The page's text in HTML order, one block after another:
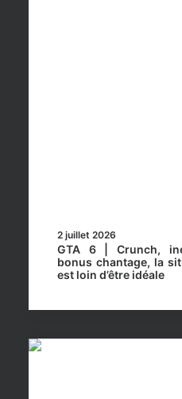
2 juillet 2026
GTA 6 | Crunch,
bonus chantage, la
est loin d’être idéale